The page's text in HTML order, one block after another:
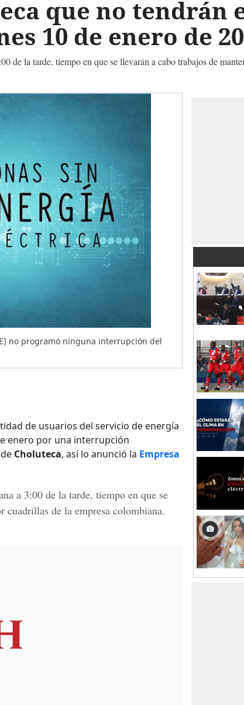
que no tendrán
10 de enero de
de la tarde, tiempo en que se llevarán a cabo trabajos de
no programó ninguna interrupción del
de usuarios del servicio de energía
enero por una interrupción
Choluteca, así lo anunció la Empresa
a 3:00 de la tarde, tiempo en que se
cuadrillas de la empresa colombiana.